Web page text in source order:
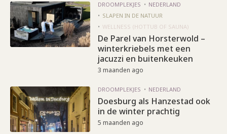
DROOMPLEKJES
NEDERLAND
SLAPEN IN DE NATUUR
WELLNESS (HOTTUB OF SAUNA)
De Parel van Horsterwold –
winterkriebels met een
jacuzzi en buitenkeuken
3 maanden ago
DROOMPLEKJES NEDERLAND
Doesburg als Hanzestad ook
in de winter prachtig
5 maanden ago